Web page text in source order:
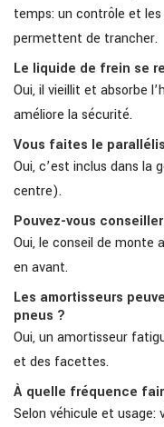
temps: un contrôle et
permettent de trancher.
Le liquide de frein se
Oui, il vieillit et absorbe
améliore la sécurité.
Vous faites le
Oui, c’est inclus dans la
centre).
Pouvez-vous
Oui, le conseil de monte
en avant.
Les amortisseurs
pneus ?
Oui, un amortisseur
et des facettes.
À quelle fréquence
Selon véhicule et